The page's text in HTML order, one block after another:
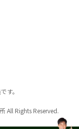
す。
All Rights Reserved.